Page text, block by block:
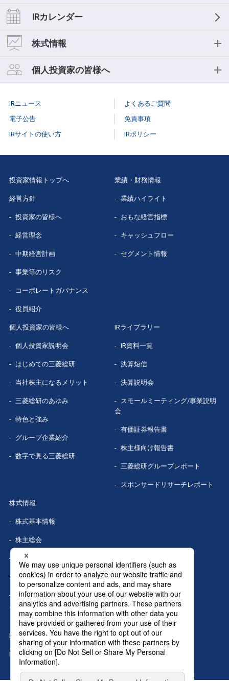
中期経営計画
事業等のリスク
役員紹介
業績ハイライト
キャッシュフロー
セグメント情報
IRライブラリー
IR資料一覧
決算説明会
スモールミーティング/事業説明会
有価証券報告書
株主様向け報告書
三菱総研グループレポート
スポンサードリサーチレポート
IRカレンダー
株式情報
株式情報
株主総会
株式事務手続き
株価情報（Yahoo!ファイナンス）
個人投資家の皆様へ
個人投資家説明会
特色と強み
グループ企業
数字で見る
IRニュース
よくあるご質問
電子公告
免責事項
IRサイトの使い方
IRポリシー
投資家情報トップへ
経営方針
投資家の皆様へ
経営理念
中期経営計画
事業等のリスク
コーポレートガバナンス
役員紹介
業績・財務情報
業績ハイライト
おもな経営指標
キャッシュフロー
セグメント情報
個人投資家の皆様へ
個人投資家説明会
はじめての三菱総研
当社株主になる メリット
三菱総研のあゆみ
特色と強み
グループ企業紹介
数字で見る三菱総研
IRライブラリー
IR資料一覧
決算短信
決算説明会
スモールミーティング/事業説明
会
有価証券報告書
株主様向け報告書
三菱総研グループレポート
スポンサードリサーチレポート
株式情報
株式基本情報
株主総会
株式事務手続き
配当情報
株価情報（Yahoo!ファイナン
ス）
IRカレンダー IRニュース
MRIグランドトップへ